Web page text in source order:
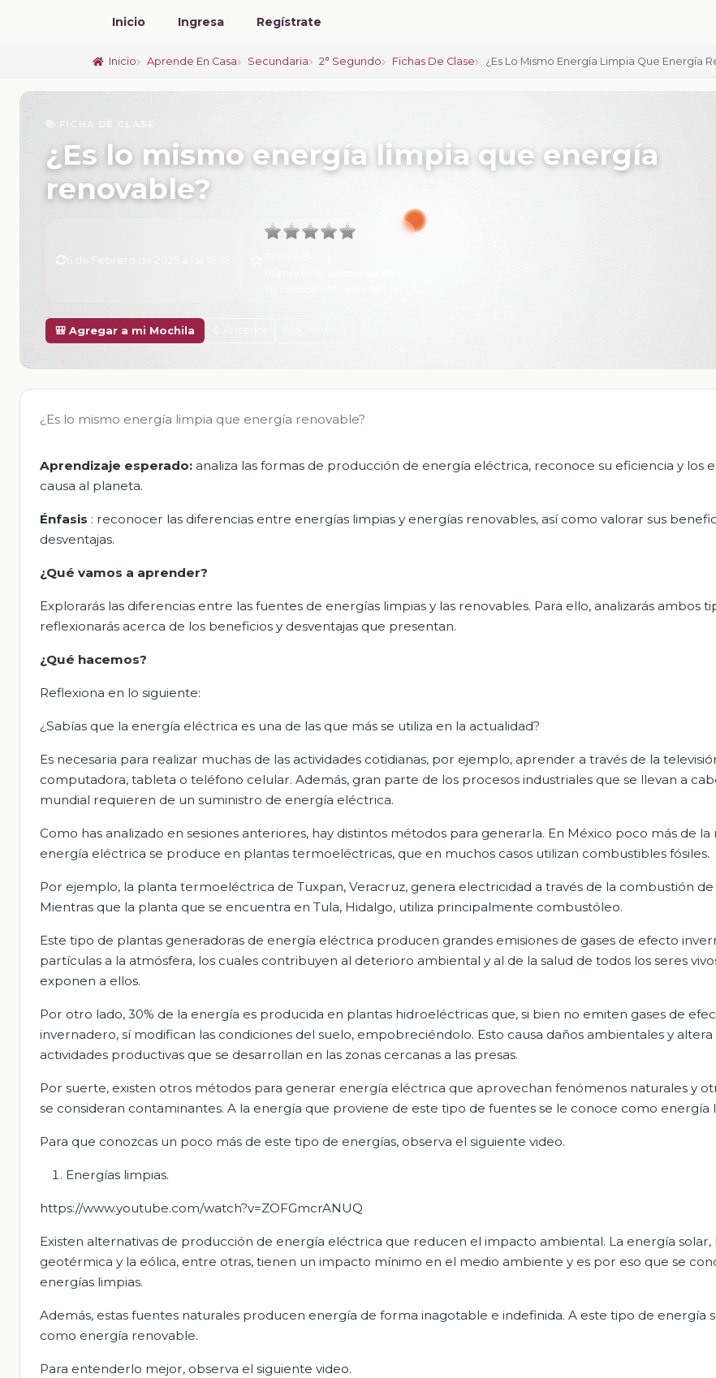
Inicio Ingresa Regístrate
Inicio Aprende En Casa Secundaria 2° Segundo Fichas De Clase ¿Es Lo Mismo Energía Limpia Que Energía
📚 FICHA DE CLASE
¿Es lo mismo energía limpia que energía
renovable?
🎒 Agregar a mi Mochila
¿Es lo mismo energía limpia que energía renovable?
Aprendizaje esperado: analiza las formas de producción de energía eléctrica, reconoce su eficiencia y los
causa al planeta.
Énfasis : reconocer las diferencias entre energías limpias y energías renovables, así como valorar sus
desventajas.
¿Qué vamos a aprender?
Explorarás las diferencias entre las fuentes de energías limpias y las renovables. Para ello, analizarás ambos
reflexionarás acerca de los beneficios y desventajas que presentan.
¿Qué hacemos?
Reflexiona en lo siguiente:
¿Sabías que la energía eléctrica es una de las que más se utiliza en la actualidad?
Es necesaria para realizar muchas de las actividades cotidianas, por ejemplo, aprender a través de la
computadora, tableta o teléfono celular. Además, gran parte de los procesos industriales que se llevan a
mundial requieren de un suministro de energía eléctrica.
Como has analizado en sesiones anteriores, hay distintos métodos para generarla. En México poco más de la
energía eléctrica se produce en plantas termoeléctricas, que en muchos casos utilizan combustibles fósiles.
Por ejemplo, la planta termoeléctrica de Tuxpan, Veracruz, genera electricidad a través de la combustión
Mientras que la planta que se encuentra en Tula, Hidalgo, utiliza principalmente combustóleo.
Este tipo de plantas generadoras de energía eléctrica producen grandes emisiones de gases de efecto
partículas a la atmósfera, los cuales contribuyen al deterioro ambiental y al de la salud de todos los seres
exponen a ellos.
Por otro lado, 30% de la energía es producida en plantas hidroeléctricas que, si bien no emiten gases de
invernadero, sí modifican las condiciones del suelo, empobreciéndolo. Esto causa daños ambientales y altera
actividades productivas que se desarrollan en las zonas cercanas a las presas.
Por suerte, existen otros métodos para generar energía eléctrica que aprovechan fenómenos naturales y
se consideran contaminantes. A la energía que proviene de este tipo de fuentes se le conoce como energía
Para que conozcas un poco más de este tipo de energías, observa el siguiente video.
Energías limpias.
https://www.youtube.com/watch?v=ZOFGmcrANUQ
Existen alternativas de producción de energía eléctrica que reducen el impacto ambiental. La energía solar,
geotérmica y la eólica, entre otras, tienen un impacto mínimo en el medio ambiente y es por eso que se
energías limpias.
Además, estas fuentes naturales producen energía de forma inagotable e indefinida. A este tipo de energía
como energía renovable.
Para entenderlo mejor, observa el siguiente video.